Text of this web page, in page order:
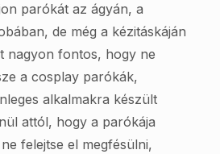
parókát az ágyán, a
de még a kézitáskáján
nagyon fontos, hogy ne
a cosplay parókák,
alkalmakra készült
attól, hogy a parókája
felejtse el megfésülni,